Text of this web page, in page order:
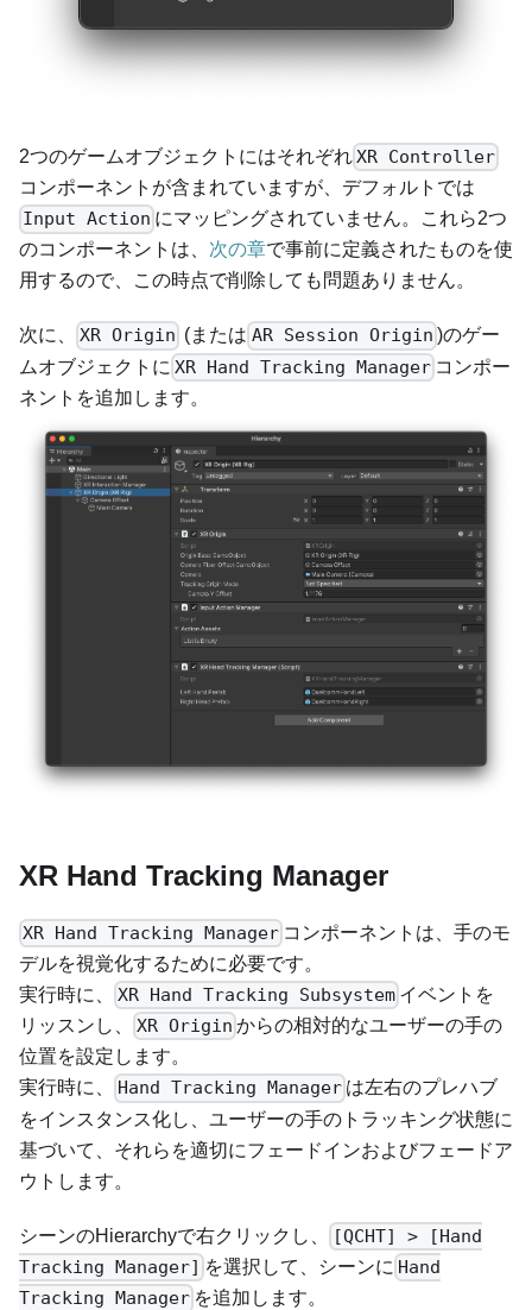
2つのゲームオブジェクトにはそれぞれXR Controller
コンポーネントが含まれていますが、デフォルトでは
Input Action にマッピングされていません。これら2つ
のコンポーネントは、 次の章で事前に定義されたものを使
用するので、この時点で削除しても問題ありません。
次に、 XR Origin (または AR Session Origin )のゲー
ムオブジェクトに XR Hand Tracking Manager コンポー
ネントを追加します。
XR Hand Tracking Manager
XR Hand Tracking Manager コンポーネントは、手のモ
デルを視覚化するために必要です。
実行時に、
XR Hand Tracking Subsystem イベントを
リッスンし、
XR Origin からの相対的なユーザーの手の
位置を設定します。
実行時に、
Hand Tracking Manager は左右のプレハブ
をインスタンス化し、ユーザーの手のトラッキング状態に
基づいて、それらを適切にフェードインおよびフェードア
ウトします。
シーンのHierarchyで右クリックし、
[QCHT] > [Hand
Tracking Manager] を選択して、シーンに Hand
Tracking Manager を追加します。